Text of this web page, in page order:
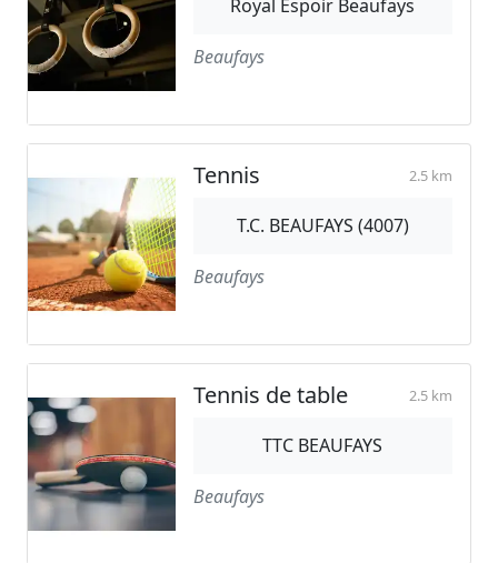
Royal Espoir Beaufays
Beaufays
Tennis 2.5 km
T.C. BEAUFAYS (4007)
Beaufays
Tennis de table 2.5 km
TTC BEAUFAYS
Beaufays